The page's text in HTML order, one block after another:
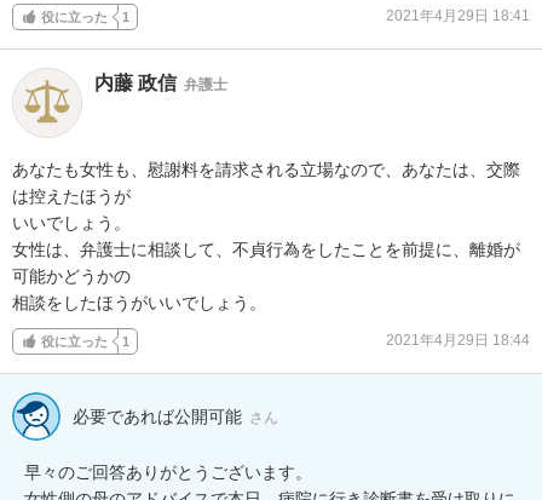
役に立った 1 2021年4月29日 18:41
内藤 政信 弁護士
あなたも女性も、慰謝料を請求される立場なので、あなたは、交際
は控えたほうが
いいでしょう。
女性は、弁護士に相談して、不貞行為をしたことを前提に、離婚が
可能かどうかの
相談をしたほうがいいでしょう。
役に立った 1 2021年4月29日 18:44
必要であれば公開可能 さん
早々のご回答ありがとうございます。